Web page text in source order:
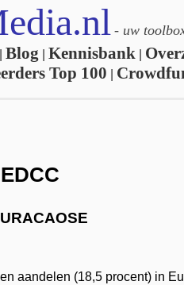
- uw
Blog Kennisbank
Top 100
aandelen (18,5 procent) in